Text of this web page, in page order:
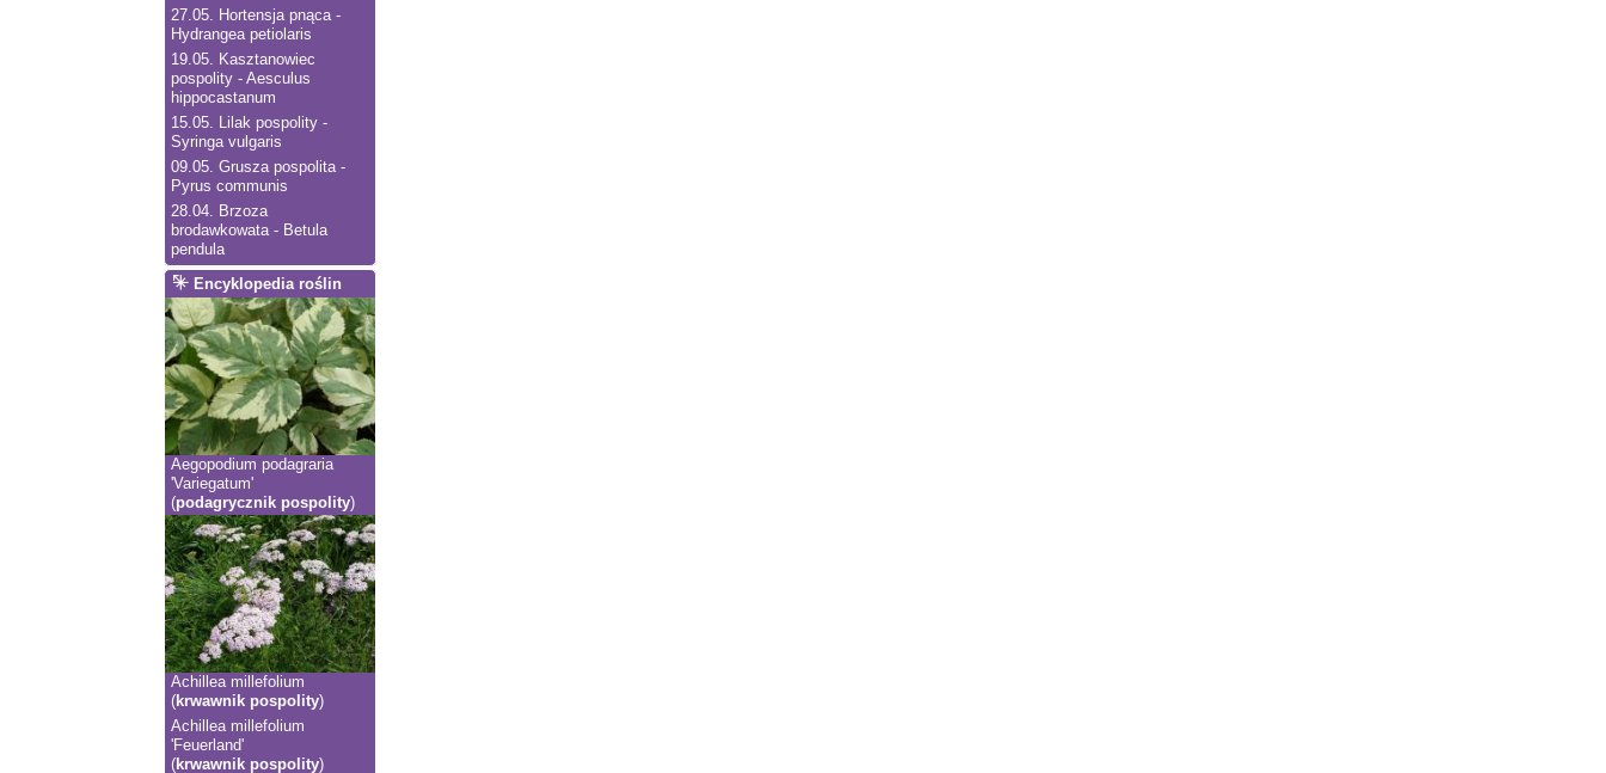
27.05.
Hortensja pnąca -
Hydrangea petiolaris
19.05.
Kasztanowiec
pospolity - Aesculus
hippocastanum
15.05.
Lilak pospolity -
Syringa vulgaris
09.05. Grusza pospolita -
Pyrus communis
28.04.
Brzoza
brodawkowata - Betula
pendula
Encyklopedia roślin
Aegopodium podagraria
'Variegatum'
(podagrycznik pospolity)
Achillea millefolium
(krwawnik pospolity)
Achillea millefolium
'Feuerland'
(krwawnik pospolity)